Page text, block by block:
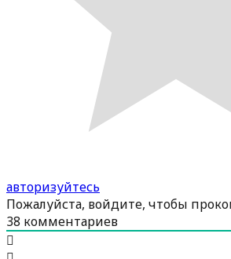
авторизуйтесь
Пожалуйста, войдите, чтобы
38 комментариев